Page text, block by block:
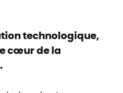
technologique,
cœur de la